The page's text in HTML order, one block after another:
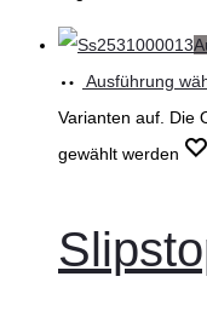
Ausführung
Varianten auf. Die
gewählt werden